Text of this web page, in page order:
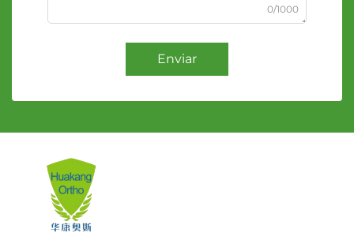
0/1000
Enviar